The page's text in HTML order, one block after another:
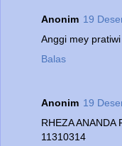
Anonim 19
Anggi mey
Balas
Anonim 19
RHEZA ANANDA
11310314